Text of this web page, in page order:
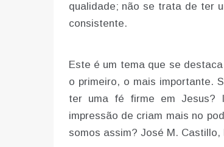
qualidade; não se trata de ter
consistente.
Este é um tema que se
o primeiro, o mais importante.
ter uma fé firme em Jesus?
impressão de criam mais no
somos assim? José M.